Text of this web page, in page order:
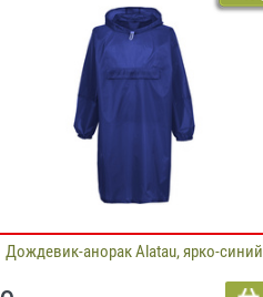
Дождевик-анорак Alatau, ярко-синий